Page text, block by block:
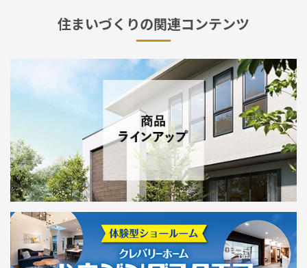
住まいづくりの関連コンテンツ